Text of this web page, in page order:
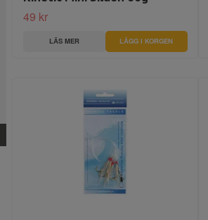
49 kr
LÄS MER LÄGG I KORGEN